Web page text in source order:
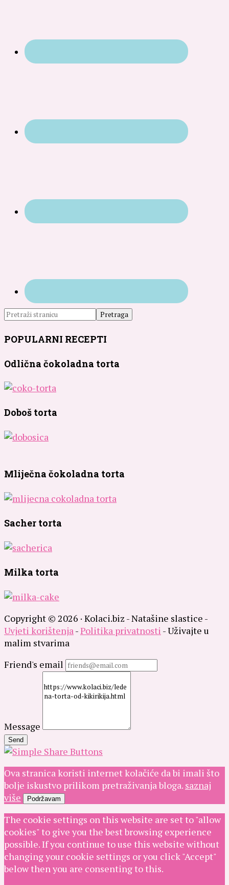
POPULARNI RECEPTI
Odlična čokoladna torta
Doboš torta
Mliječna čokoladna torta
Sacher torta
Milka torta
Copyright © 2026 · Kolaci.biz - Natašine slastice -
Uvjeti korištenja-Politika privatnosti - Uživajte u
malim stvarima
Friend's email
Message
Send
Ova stranica koristi internet kolačiće da bi imali što
bolje iskustvo prilikom pretraživanja bloga. saznaj
više
Podržavam
The cookie settings on this website are set to "allow
cookies" to give you the best browsing experience
possible. If you continue to use this website without
changing your cookie settings or you click "Accept"
below then you are consenting to this.